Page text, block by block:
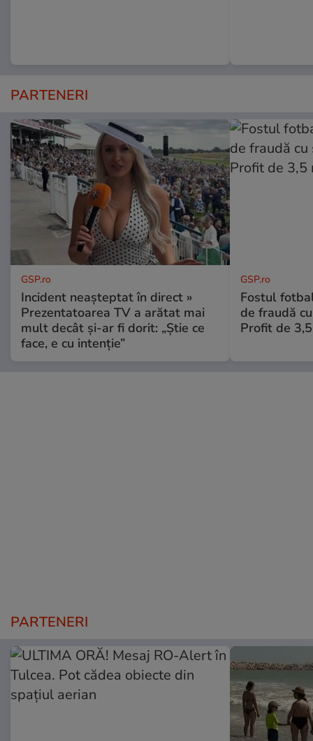
PARTENERI
GSP.ro
Incident neașteptat în direct »
Prezentatoarea TV a arătat mai
mult decât și-ar fi dorit: „Știe ce
face, e cu intenție”
GSP.ro
Fostul
de fraudă
Profit de
PARTENERI